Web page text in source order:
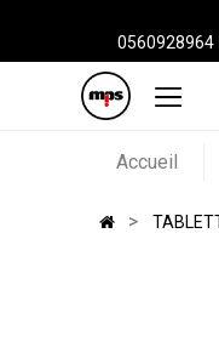
Accueil